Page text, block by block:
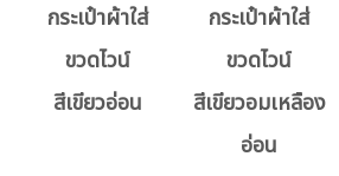
กระเป๋าผ้าใส่
ขวดไวน์
สีเขียวอ่อน
กระเป๋าผ้าใส่
ขวดไวน์
สีเขียวอมเหลือง
อ่อน